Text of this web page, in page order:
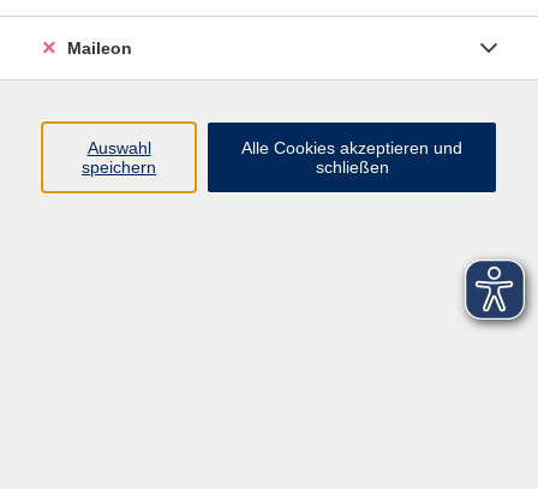
Maileon
Auswahl
speichern
Alle Cookies akzeptieren und
schließen